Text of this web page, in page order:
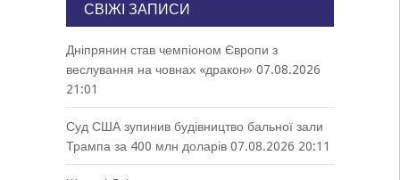
СВІЖІ ЗАПИСИ
Дніпрянин став чемпіоном Європи з
веслування на човнах «дракон» 07.08.2026
21:01
Суд США зупинив будівництво бальної зали
Трампа за 400 млн доларів 07.08.2026 20:11